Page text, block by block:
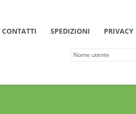
CONTATTI SPEDIZIONI PRIVACY